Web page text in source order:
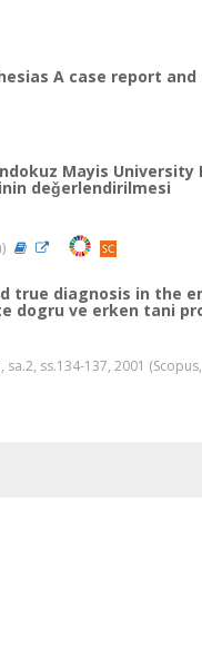
A case report
Mayis University
deǧerlendirilmesi
true diagnosis in the
dogru ve erken tani
sa.2, ss.134-137, 2001